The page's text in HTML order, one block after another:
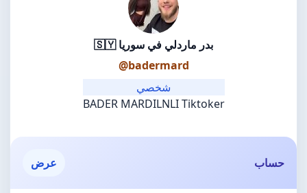
بدر ماردلي في سوريا 🇸🇾
@badermard
شخصي
BADER MARDILNLI Tiktoker
حساب عرض